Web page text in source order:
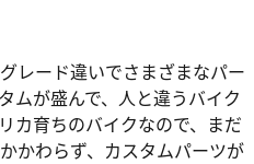
レード違いでさまざまなパー
ムが盛んで、人と違うバイク
カ育ちのバイクなので、まだ
かわらず、カスタムパーツが